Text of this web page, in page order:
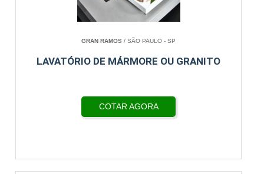
GRAN RAMOS / SÃO PAULO - SP
LAVATÓRIO DE MÁRMORE OU GRANITO
COTAR AGORA